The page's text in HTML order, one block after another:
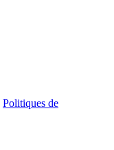
Politiques de